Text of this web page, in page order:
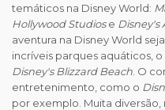
temáticos na Disney World:
Hollywood Studiose Disney's
aventura na Disney World
incríveis parques aquáticos, o
Disney's Blizzard Beach . O
entretenimento, como o
por exemplo. Muita diversão,